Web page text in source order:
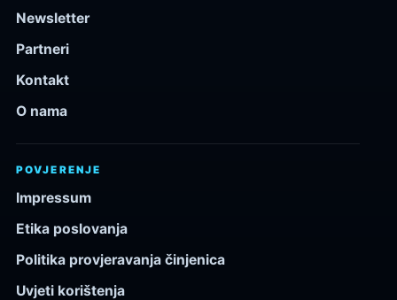
Newsletter
Partneri
Kontakt
O nama
POVJERENJE
Impressum
Etika poslovanja
Politika provjeravanja činjenica
Uvjeti korištenja